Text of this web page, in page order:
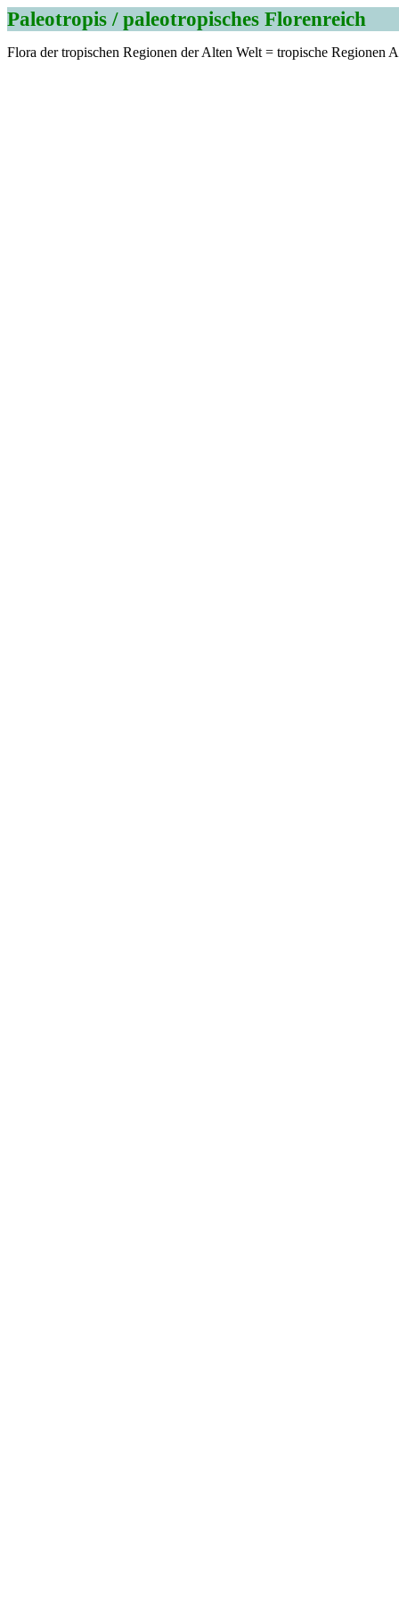
Paleotropis / paleotropisches Florenreich
Flora der tropischen Regionen der Alten Welt = tropische Regionen